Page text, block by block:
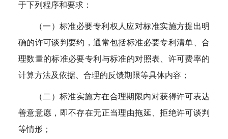
于下列程序和要求：
（一）标准必要专利权人应对标准实施方提出明
确的许可谈判要约，通常包括标准必要专利清单、合
理数量的标准必要专利与标准的对照表、许可费率的
计算方法及依据、合理的反馈期限等具体内容；
（二）标准实施方在合理期限内对获得许可表达
善意意愿，即不存在无正当理由拖延、拒绝许可谈判
等情形；